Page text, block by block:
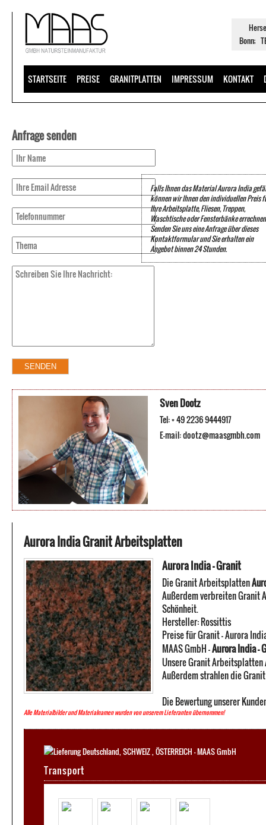
Bonn;
STARTSEITE PREISE GRANITPLATTEN IMPRESSUM KONTAKT
Anfrage senden
Falls Ihnen das Material Aurora India
können wir Ihnen den individuellen Preis
Ihre Arbeitsplatte, Fliesen, Treppen,
Waschtische oder Fensterbänke
Senden Sie uns eine Anfrage über dieses
Kontaktformular und Sie erhalten ein
Angebot binnen 24 Stunden.
Sven Dootz
Tel: + 49 2236 9444917
E-mail:dootz@maasgmbh.com
Aurora India Granit Arbeitsplatten
Aurora India - Granit
Die Granit Arbeitsplatten
Außerdem verbreiten Granit
Schönheit.
Hersteller:Rossittis
Preise für Granit -Aurora
MAAS GmbH-Aurora India -
Unsere Granit
Außerdem strahlen die
Die Bewertung unserer
Alle Materialbilder und Materialnamen wurden von unserem Lieferanten übernommen!
Transport